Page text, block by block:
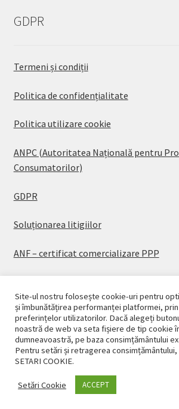
GDPR
Termeni și condiții
Politica de confidențialitate
Politica utilizare cookie
ANPC (Autoritatea Națională pentru
Consumatorilor)
GDPR
Soluționarea litigiilor
ANF – certificat comercializare PPP
© CASAPLANT 2026
Politică de confidențialitate
Site-ul nostru folosește cookie-uri pentru
și îmbunătățirea performanței platformei,
preferințelor utilizatorilor. Dacă alegeți
noastră de web va seta fișiere de tip cookie
dumneavoastră, pe baza consimțământului
Pentru setări și retragerea
SETARI COOKIE.
Setări Cookie ACCEPT